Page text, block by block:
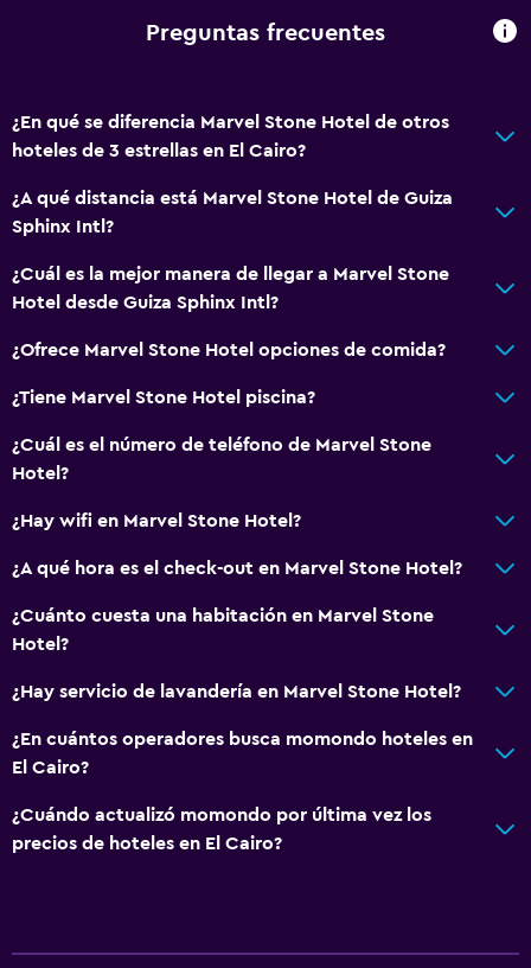
Preguntas frecuentes
¿En qué se diferencia Marvel Stone Hotel de otros
hoteles de 3 estrellas en El Cairo?
¿A qué distancia está Marvel Stone Hotel de Guiza
Sphinx Intl?
¿Cuál es la mejor manera de llegar a Marvel Stone
Hotel desde Guiza Sphinx Intl?
¿Ofrece Marvel Stone Hotel opciones de comida?
¿Tiene Marvel Stone Hotel piscina?
¿Cuál es el número de teléfono de Marvel Stone
Hotel?
¿Hay wifi en Marvel Stone Hotel?
¿A qué hora es el check-out en Marvel Stone Hotel?
¿Cuánto cuesta una habitación en Marvel Stone
Hotel?
¿Hay servicio de lavandería en Marvel Stone Hotel?
¿En cuántos operadores busca momondo hoteles en
El Cairo?
¿Cuándo actualizó momondo por última vez los
precios de hoteles en El Cairo?